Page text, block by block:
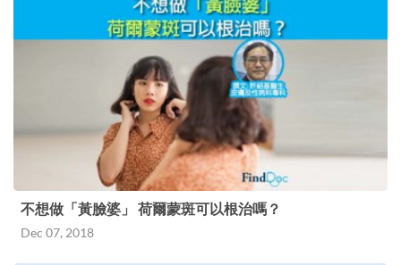
不想做「黃臉婆」 荷爾蒙斑可以根治嗎？
Dec 07, 2018